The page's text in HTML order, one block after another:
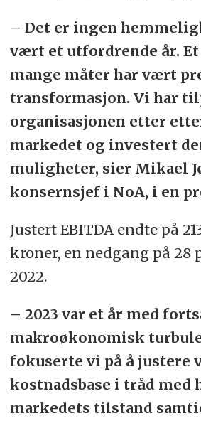
– Det er ingen
vært et utfordrende år. Et
mange måter har vært
transformasjon. Vi har
organisasjonen etter
markedet og investert
muligheter, sier Mikael
konsernsjef i NoA, i en
Justert EBITDA endte på
kroner, en nedgang på 28
2022.
– 2023 var et år med
makroøkonomisk
fokuserte vi på å justere
kostnadsbase i tråd med
markedets tilstand